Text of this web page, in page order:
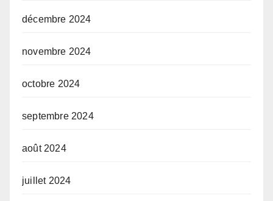
décembre 2024
novembre 2024
octobre 2024
septembre 2024
août 2024
juillet 2024